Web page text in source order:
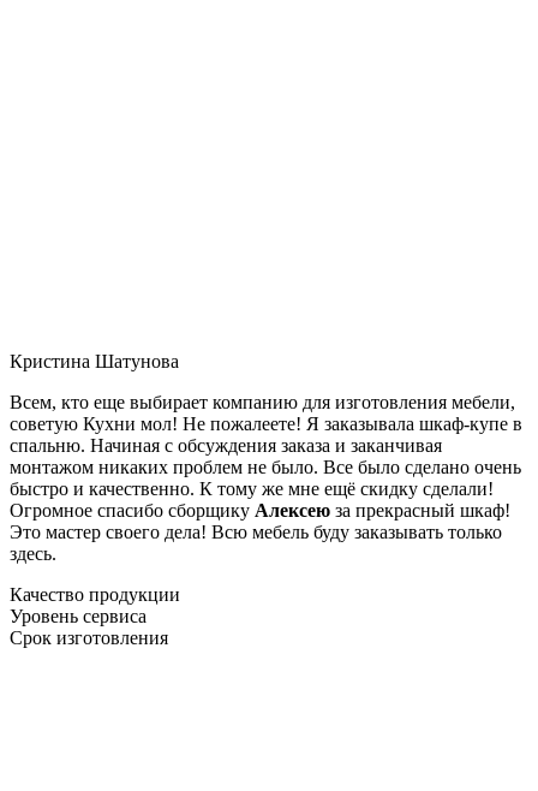
Кристина Шатунова
Всем, кто еще выбирает компанию для изготовления мебели,
советую Кухни мол! Не пожалеете! Я заказывала шкаф-купе в
спальню. Начиная с обсуждения заказа и заканчивая
монтажом никаких проблем не было. Все было сделано очень
быстро и качественно. К тому же мне ещё скидку сделали!
Огромное спасибо сборщику Алексею за прекрасный шкаф!
Это мастер своего дела! Всю мебель буду заказывать только
здесь.
Качество продукции
Уровень сервиса
Срок изготовления